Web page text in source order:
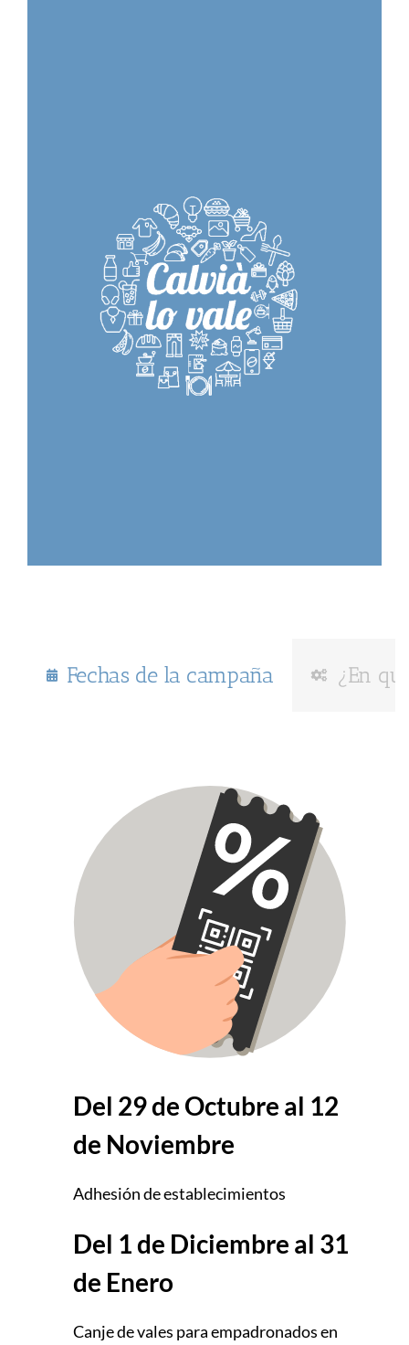
Fechas de la campaña ¿En
Del 29 de Octubre al 12
de Noviembre
Adhesión de establecimientos
Del 1 de Diciembre al 31
de Enero
Canje de vales para empadronados en